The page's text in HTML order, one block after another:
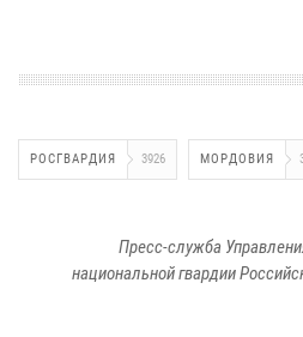
РОСГВАРДИЯ 3926 МОРДОВИЯ
Пресс-служба
национальной гвардии